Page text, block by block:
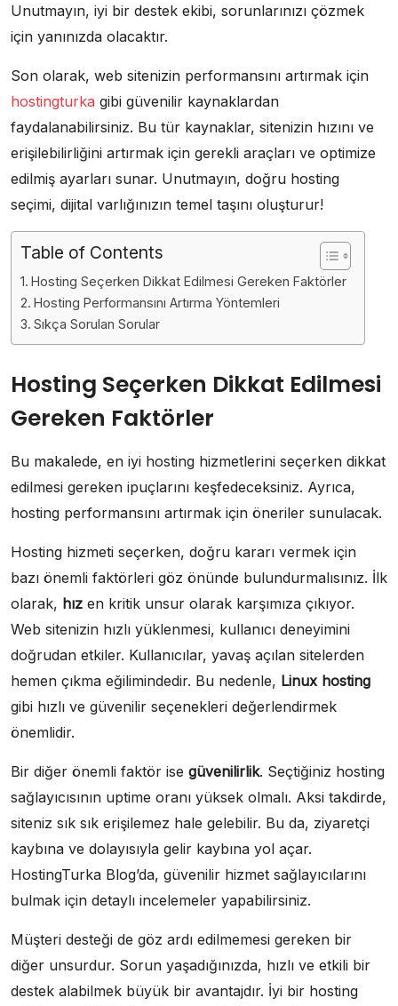
Unutmayın, iyi bir destek ekibi, sorunlarınızı çözmek
için yanınızda olacaktır.
Son olarak, web sitenizin performansını artırmak için
hostingturka gibi güvenilir kaynaklardan
faydalanabilirsiniz. Bu tür kaynaklar, sitenizin hızını ve
erişilebilirliğini artırmak için gerekli araçları ve optimize
edilmiş ayarları sunar. Unutmayın, doğru hosting
seçimi, dijital varlığınızın temel taşını oluşturur!
Table of Contents
Hosting Seçerken Dikkat Edilmesi Gereken Faktörler
Hosting Performansını Artırma Yöntemleri
Sıkça Sorulan Sorular
Hosting Seçerken Dikkat Edilmesi
Gereken Faktörler
Bu makalede, en iyi hosting hizmetlerini seçerken dikkat
edilmesi gereken ipuçlarını keşfedeceksiniz. Ayrıca,
hosting performansını artırmak için öneriler sunulacak.
Hosting hizmeti seçerken, doğru kararı vermek için
bazı önemli faktörleri göz önünde bulundurmalısınız. İlk
olarak, hız en kritik unsur olarak karşımıza çıkıyor.
Web sitenizin hızlı yüklenmesi, kullanıcı deneyimini
doğrudan etkiler. Kullanıcılar, yavaş açılan sitelerden
hemen çıkma eğilimindedir. Bu nedenle, Linux hosting
gibi hızlı ve güvenilir seçenekleri değerlendirmek
önemlidir.
Bir diğer önemli faktör ise güvenilirlik. Seçtiğiniz hosting
sağlayıcısının uptime oranı yüksek olmalı. Aksi takdirde,
siteniz sık sık erişilemez hale gelebilir. Bu da, ziyaretçi
kaybına ve dolayısıyla gelir kaybına yol açar.
HostingTurka Blog’da, güvenilir hizmet sağlayıcılarını
bulmak için detaylı incelemeler yapabilirsiniz.
Müşteri desteği de göz ardı edilmemesi gereken bir
diğer unsurdur. Sorun yaşadığınızda, hızlı ve etkili bir
destek alabilmek büyük bir avantajdır. İyi bir hosting